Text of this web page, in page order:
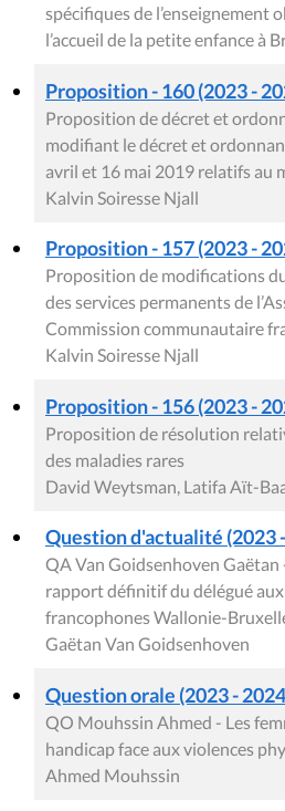
spécifiques de l’enseignement
l’accueil de la petite enfance à
Proposition - 160 (2023 -
Proposition de décret et
modifiant le décret et
avril et 16 mai 2019 relatifs au
Kalvin Soiresse Njall
Proposition - 157 (2023 -
Proposition de modifications
des services permanents de
Commission communautaire
Kalvin Soiresse Njall
Proposition - 156 (2023 -
Proposition de résolution
des maladies rares
David Weytsman, Latifa Aït-
Question d'actualité (2023
QA Van Goidsenhoven Gaëtan
rapport définitif du délégué
francophones Wallonie-
Gaëtan Van Goidsenhoven
Question orale (2023 -
QO Mouhssin Ahmed - Les
handicap face aux violences
Ahmed Mouhssin